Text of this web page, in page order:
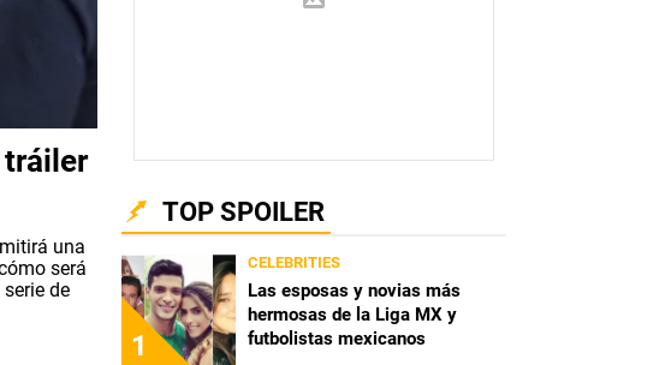
tráiler
una
será
de
TOP SPOILER
1
CELEBRITIES
Las esposas y novias más
hermosas de la Liga MX y
futbolistas mexicanos